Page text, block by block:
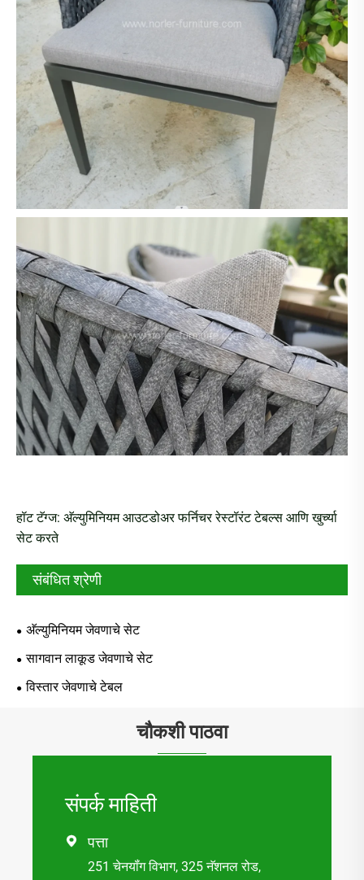
हॉट टॅग्ज: अ‍ॅल्युमिनियम आउटडोअर फर्निचर रेस्टॉरंट टेबल्स आणि खुर्च्या
सेट करते
संबंधित श्रेणी
अ‍ॅल्युमिनियम जेवणाचे सेट
सागवान लाकूड जेवणाचे सेट
विस्तार जेवणाचे टेबल
चौकशी पाठवा
संपर्क माहिती
 पत्ता
251 चेनयॉंग विभाग, 325 नॅशनल रोड,